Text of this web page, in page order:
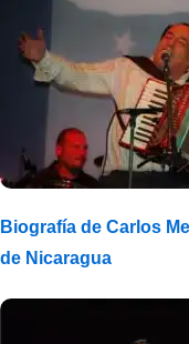
Biografía de Carlos
de Nicaragua